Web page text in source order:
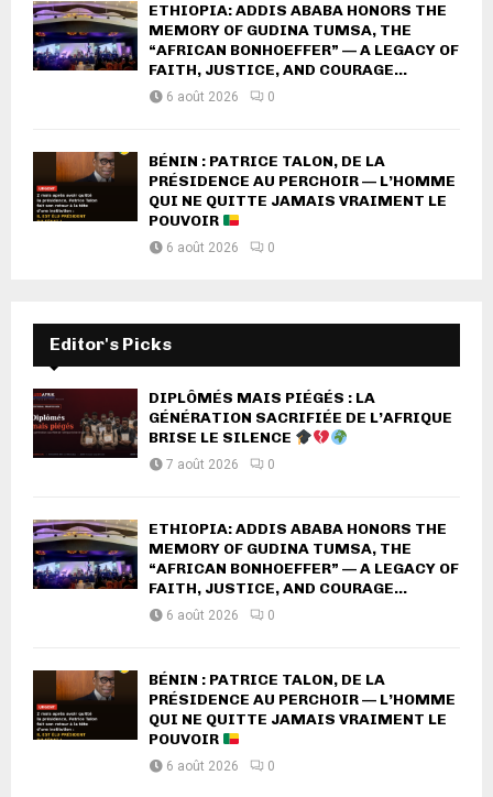
ETHIOPIA: ADDIS ABABA HONORS THE
MEMORY OF GUDINA TUMSA, THE
“AFRICAN BONHOEFFER” — A LEGACY OF
FAITH, JUSTICE, AND COURAGE...
6 août 2026 0
BÉNIN : PATRICE TALON, DE LA
PRÉSIDENCE AU PERCHOIR — L’HOMME
QUI NE QUITTE JAMAIS VRAIMENT LE
POUVOIR
6 août 2026 0
Editor's Picks
DIPLÔMÉS MAIS PIÉGÉS : LA
GÉNÉRATION SACRIFIÉE DE L’AFRIQUE
BRISE LE SILENCE
7 août 2026 0
ETHIOPIA: ADDIS ABABA HONORS THE
MEMORY OF GUDINA TUMSA, THE
“AFRICAN BONHOEFFER” — A LEGACY OF
FAITH, JUSTICE, AND COURAGE...
6 août 2026 0
BÉNIN : PATRICE TALON, DE LA
PRÉSIDENCE AU PERCHOIR — L’HOMME
QUI NE QUITTE JAMAIS VRAIMENT LE
POUVOIR
6 août 2026 0